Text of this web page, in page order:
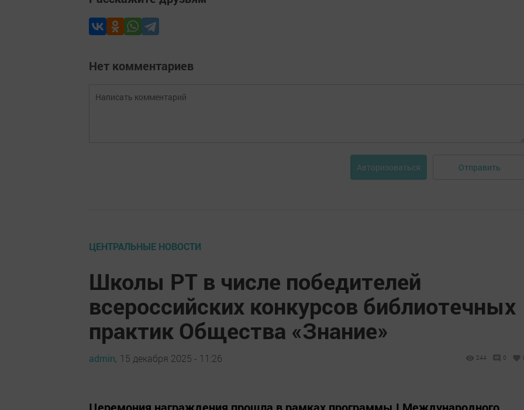
Нет комментариев
Авторизоваться Отправить
ЦЕНТРАЛЬНЫЕ НОВОСТИ
Школы РТ в числе победителей
всероссийских конкурсов библиотечных
практик Общества «Знание»
admin, 15 декабря 2025 - 11:26 244 0